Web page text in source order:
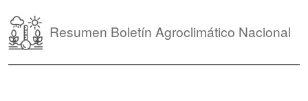
Resumen Boletín Agroclimático Nacional